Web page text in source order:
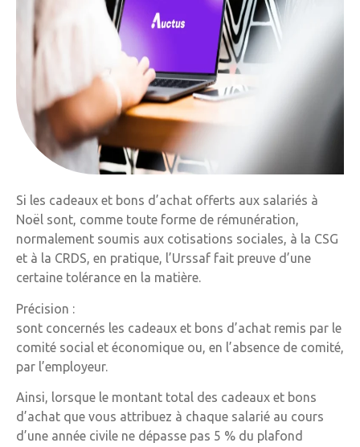
Si les cadeaux et bons d’achat offerts aux salariés à
Noël sont, comme toute forme de rémunération,
normalement soumis aux cotisations sociales, à la CSG
et à la CRDS, en pratique, l’Urssaf fait preuve d’une
certaine tolérance en la matière.
Précision :
sont concernés les cadeaux et bons d’achat remis par le
comité social et économique ou, en l’absence de comité,
par l’employeur.
Ainsi, lorsque le montant total des cadeaux et bons
d’achat que vous attribuez à chaque salarié au cours
d’une année civile ne dépasse pas 5 % du plafond